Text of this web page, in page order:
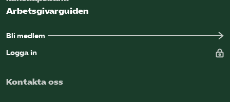
Arbetsgivarguiden
Bli medlem
Logga in
Kontakta oss